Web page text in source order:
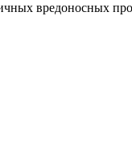
вредоносных